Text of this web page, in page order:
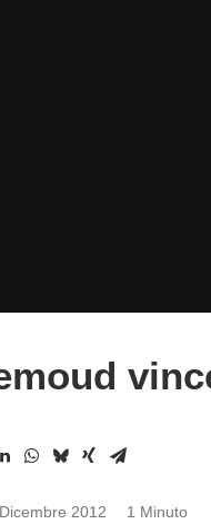
2012 1 Minuto